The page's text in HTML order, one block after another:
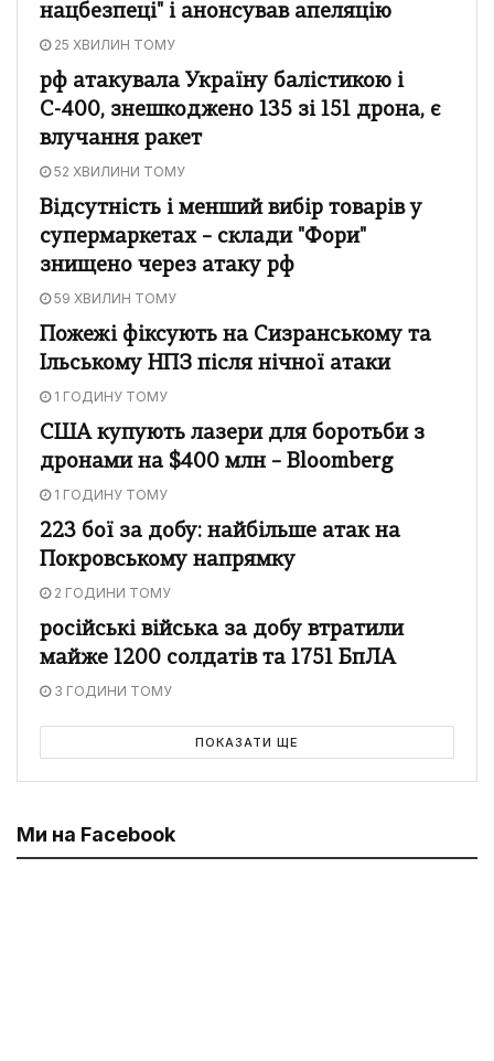
нацбезпеці" і анонсував апеляцію
25 ХВИЛИН ТОМУ
рф атакувала Україну балістикою і
С-400, знешкоджено 135 зі 151 дрона, є
влучання ракет
52 ХВИЛИНИ ТОМУ
Відсутність і менший вибір товарів у
супермаркетах – склади "Фори"
знищено через атаку рф
59 ХВИЛИН ТОМУ
Пожежі фіксують на Сизранському та
Ільському НПЗ після нічної атаки
1 ГОДИНУ ТОМУ
США купують лазери для боротьби з
дронами на $400 млн – Bloomberg
1 ГОДИНУ ТОМУ
223 бої за добу: найбільше атак на
Покровському напрямку
2 ГОДИНИ ТОМУ
російські війська за добу втратили
майже 1200 солдатів та 1751 БпЛА
3 ГОДИНИ ТОМУ
ПОКАЗАТИ ЩЕ
Ми на Facebook